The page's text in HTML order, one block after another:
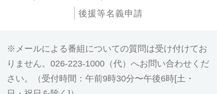
後援等名義申請
メールによる番組についての質問は受け付けてお
りません。026-223-1000（代）へお問い合わせくだ
さい。（受付時間：午前9時30分〜午後6時[土・